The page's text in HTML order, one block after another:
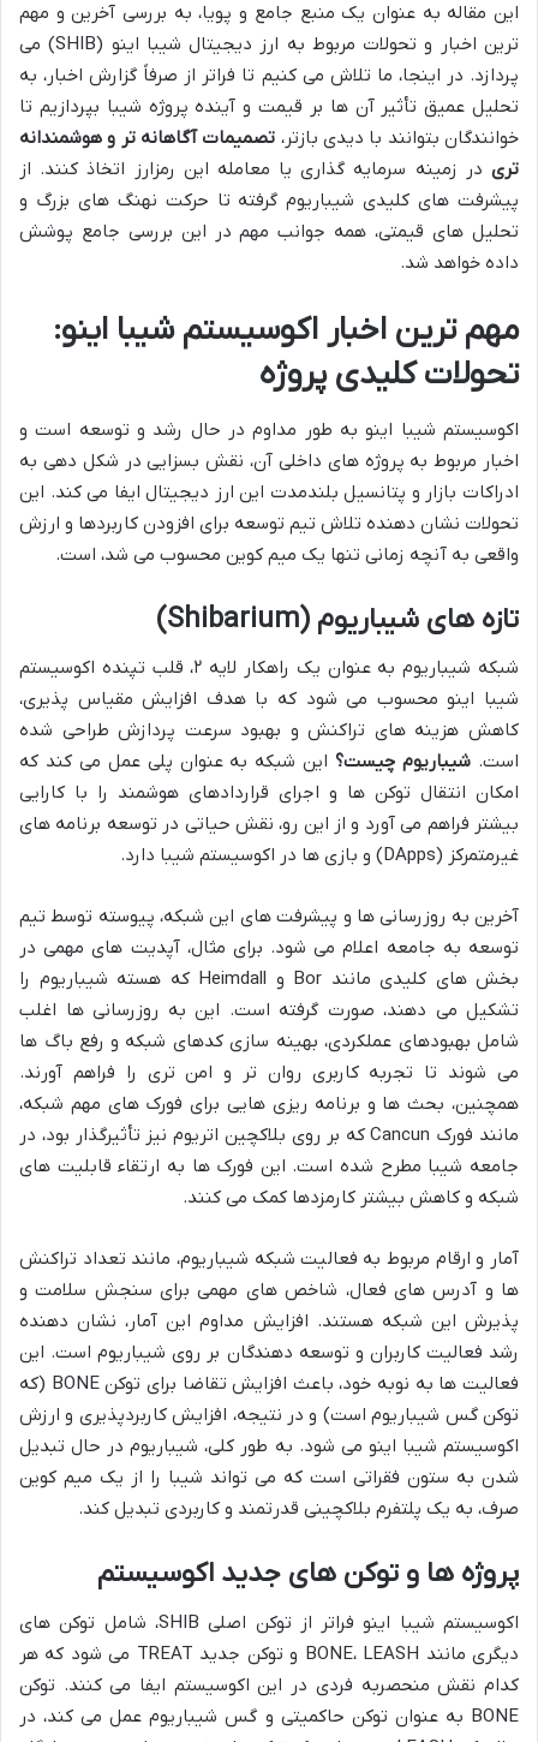
این مقاله به عنوان یک منبع جامع و پویا، به بررسی آخرین و مهم
ترین اخبار و تحولات مربوط به ارز دیجیتال شیبا اینو (SHIB) می
پردازد. در اینجا، ما تلاش می کنیم تا فراتر از صرفاً گزارش اخبار، به
تحلیل عمیق تأثیر آن ها بر قیمت و آینده پروژه شیبا بپردازیم تا
خوانندگان بتوانند با دیدی بازتر، تصمیمات آگاهانه تر و هوشمندانه
تری در زمینه سرمایه گذاری یا معامله این رمزارز اتخاذ کنند. از
پیشرفت های کلیدی شیباریوم گرفته تا حرکت نهنگ های بزرگ و
تحلیل های قیمتی، همه جوانب مهم در این بررسی جامع پوشش
داده خواهد شد.
مهم ترین اخبار اکوسیستم شیبا اینو:
تحولات کلیدی پروژه
اکوسیستم شیبا اینو به طور مداوم در حال رشد و توسعه است و
اخبار مربوط به پروژه های داخلی آن، نقش بسزایی در شکل دهی به
ادراکات بازار و پتانسیل بلندمدت این ارز دیجیتال ایفا می کند. این
تحولات نشان دهنده تلاش تیم توسعه برای افزودن کاربردها و ارزش
واقعی به آنچه زمانی تنها یک میم کوین محسوب می شد، است.
تازه های شیباریوم (Shibarium)
شبکه شیباریوم به عنوان یک راهکار لایه ۲، قلب تپنده اکوسیستم
شیبا اینو محسوب می شود که با هدف افزایش مقیاس پذیری،
کاهش هزینه های تراکنش و بهبود سرعت پردازش طراحی شده
است. شیباریوم چیست؟این شبکه به عنوان پلی عمل می کند که
امکان انتقال توکن ها و اجرای قراردادهای هوشمند را با کارایی
بیشتر فراهم می آورد و از این رو، نقش حیاتی در توسعه برنامه های
غیرمتمرکز (DApps) و بازی ها در اکوسیستم شیبا دارد.
آخرین به روزرسانی ها و پیشرفت های این شبکه، پیوسته توسط تیم
توسعه به جامعه اعلام می شود. برای مثال، آپدیت های مهمی در
بخش های کلیدی مانند Bor و Heimdall که هسته شیباریوم را
تشکیل می دهند، صورت گرفته است. این به روزرسانی ها اغلب
شامل بهبودهای عملکردی، بهینه سازی کدهای شبکه و رفع باگ ها
می شوند تا تجربه کاربری روان تر و امن تری را فراهم آورند.
همچنین، بحث ها و برنامه ریزی هایی برای فورک های مهم شبکه،
مانند فورک Cancun که بر روی بلاکچین اتریوم نیز تأثیرگذار بود، در
جامعه شیبا مطرح شده است. این فورک ها به ارتقاء قابلیت های
شبکه و کاهش بیشتر کارمزدها کمک می کنند.
آمار و ارقام مربوط به فعالیت شبکه شیباریوم، مانند تعداد تراکنش
ها و آدرس های فعال، شاخص های مهمی برای سنجش سلامت و
پذیرش این شبکه هستند. افزایش مداوم این آمار، نشان دهنده
رشد فعالیت کاربران و توسعه دهندگان بر روی شیباریوم است. این
فعالیت ها به نوبه خود، باعث افزایش تقاضا برای توکن BONE (که
توکن گس شیباریوم است) و در نتیجه، افزایش کاربردپذیری و ارزش
اکوسیستم شیبا اینو می شود. به طور کلی، شیباریوم در حال تبدیل
شدن به ستون فقراتی است که می تواند شیبا را از یک میم کوین
صرف، به یک پلتفرم بلاکچینی قدرتمند و کاربردی تبدیل کند.
پروژه ها و توکن های جدید اکوسیستم
اکوسیستم شیبا اینو فراتر از توکن اصلی SHIB، شامل توکن های
دیگری مانند BONE، LEASH و توکن جدید TREAT می شود که هر
کدام نقش منحصربه فردی در این اکوسیستم ایفا می کنند. توکن
BONE به عنوان توکن حاکمیتی و گس شیباریوم عمل می کند، در